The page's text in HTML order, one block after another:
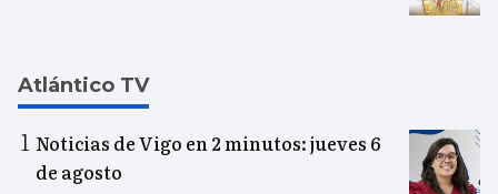
Atlántico TV
Noticias de Vigo en 2 minutos: jueves 6
de agosto